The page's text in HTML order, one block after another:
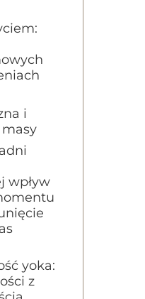
i
wpływ
yoka:
z